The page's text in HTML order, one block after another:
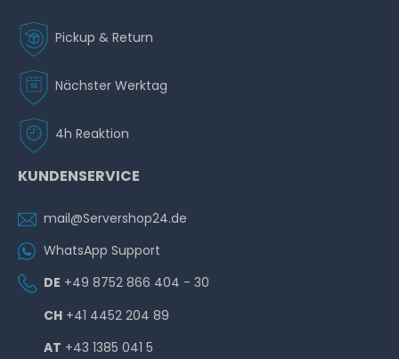
Pickup & Return
Nächster Werktag
4h Reaktion
KUNDENSERVICE
mail@Servershop24.de
WhatsApp Support
DE +49 8752 866 404 - 30
CH +41 4452 204 89
AT +43 1385 041 5